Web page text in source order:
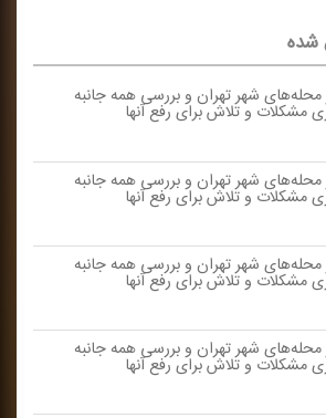
شهر تهران و بررسی همه جانبه
مشكلات و تلاش برای رفع آنها
شهر تهران و بررسی همه جانبه
مشكلات و تلاش برای رفع آنها
شهر تهران و بررسی همه جانبه
مشكلات و تلاش برای رفع آنها
شهر تهران و بررسی همه جانبه
مشكلات و تلاش برای رفع آنها